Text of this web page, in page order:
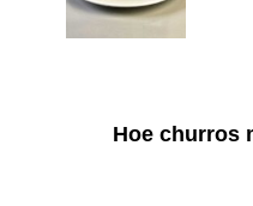
Hoe churros